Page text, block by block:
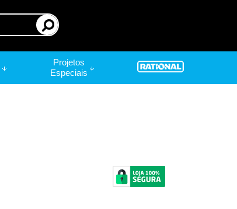
Projetos
Especiais